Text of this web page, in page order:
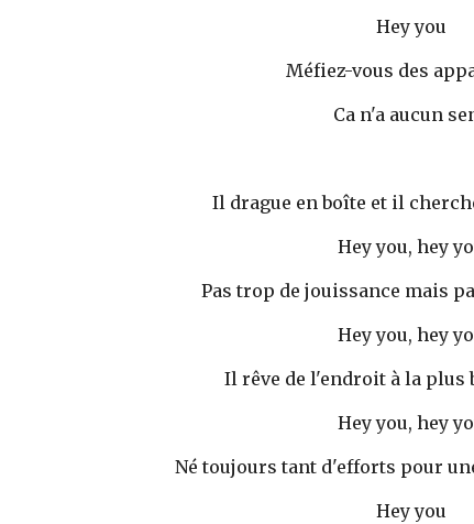
Hey you
Méfiez-vous des
Ca n'a aucun
Il drague en boîte et il
Hey you, hey
Pas trop de jouissance mais
Hey you, hey
Il rêve de l'endroit à la plus
Hey you, hey
Né toujours tant d'efforts pour
Hey you